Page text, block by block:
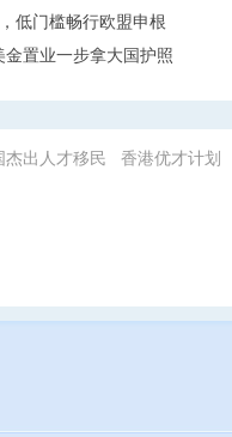
低门槛畅行欧盟申根
置业一步拿大国护照
杰出人才移民 香港优才计划